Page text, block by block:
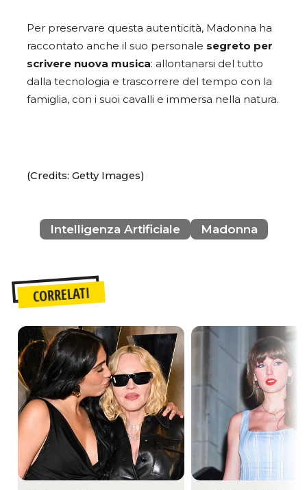
Per preservare questa autenticità, Madonna ha
raccontato anche il suo personale segreto per
scrivere nuova musica: allontanarsi del tutto
dalla tecnologia e trascorrere del tempo con la
famiglia, con i suoi cavalli e immersa nella natura.
(Credits: Getty Images)
Intelligenza Artificiale Madonna
CORRELATI